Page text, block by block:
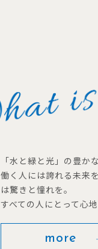
「水と緑と光」の豊か
働く人には誇れる未来
は驚きと憧れを。
すべての人にとって心
more